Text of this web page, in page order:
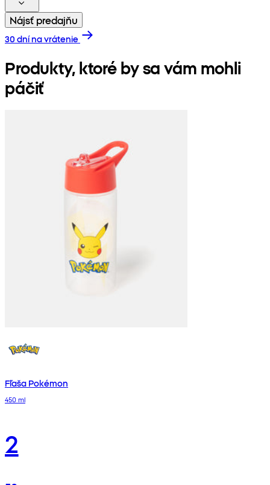
Nájsť predajňu
30 dní na vrátenie
Produkty, ktoré by sa vám mohli
páčiť
Fľaša Pokémon
450 ml
2